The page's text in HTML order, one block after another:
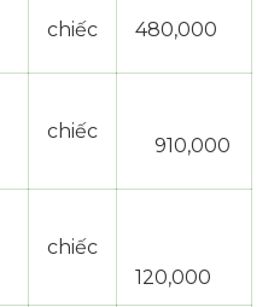
chiếc 480,000
chiếc
910,000
chiếc
120,000